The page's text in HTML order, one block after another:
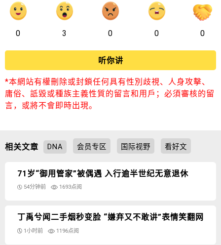
0 3 0 0 0
听你讲
*本網站有權刪除或封鎖任何具有性別歧視、人身攻擊、
庸俗、詆毀或種族主義性質的留言和用戶；必須審核的留
言，或將不會即時出現。
相关文章 DNA 会员专区 国际视野 看好文
71岁“御用管家”被偶遇 入行逾半世纪无意退休
54分钟前 1693点阅
丁禹兮闻二手烟秒变脸 “嫌弃又不敢讲”表情笑翻网
1小时前 1196点阅